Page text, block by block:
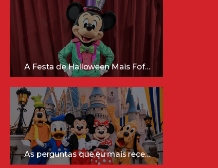
A Festa de Halloween Mais Fofa da Disney Está Chegando!
As perguntas que eu mais recebo sobre a Disney (e as respostas mais sinceras!)